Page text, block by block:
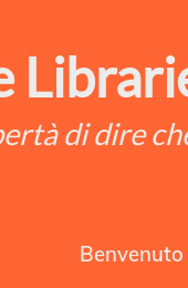
di dire
Benvenuto